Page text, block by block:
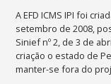
A EFD ICMS IPI foi
setembro de 2008,
Sinief nº 2, de 3 de
criação o estado de
manter-se fora do